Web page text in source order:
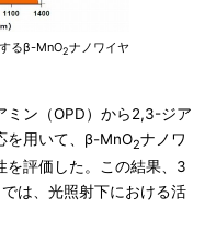
るβ-MnO2ナノワイヤ
ン（OPD）から2,3-ジア
を用いて、β-MnO2ナノワ
を評価した。この結果、3
は、光照射下における活